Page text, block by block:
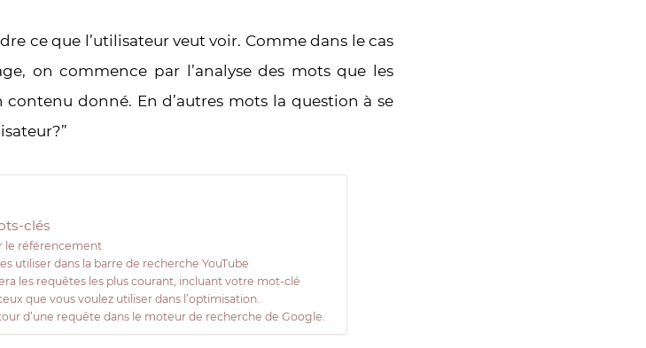
ce que l’utilisateur veut voir. Comme dans le cas
on commence par l’analyse des mots que les
donné. En d’autres mots la question à se
clés
le référencement
utiliser dans la barre de recherche YouTube
les requêtes les plus courant, incluant votre mot-clé
que vous voulez utiliser dans l’optimisation.
d’une requête dans le moteur de recherche de Google.